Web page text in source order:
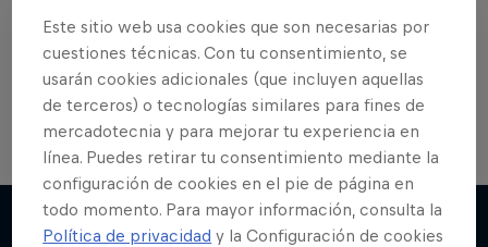
Bike
MTB, BMX o XC…¡lo mejor del mundo de las bicis
en un solo lugar!
Este sitio web usa cookies que son necesarias por
cuestiones técnicas. Con tu consentimiento, se
usarán cookies adicionales (que incluyen aquellas
de terceros) o tecnologías similares para fines de
mercadotecnia y para mejorar tu experiencia en
línea. Puedes retirar tu consentimiento mediante la
configuración de cookies en el pie de página en
todo momento. Para mayor información, consulta la
Política de privacidad y la Configuración de cookies